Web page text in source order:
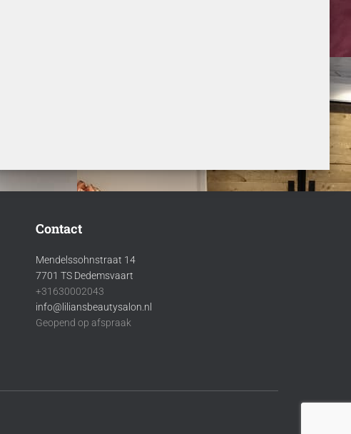
Contact
Mendelssohnstraat 14
7701 TS Dedemsvaart
+31630002043
info@liliansbeautysalon.nl
Geopend op afspraak